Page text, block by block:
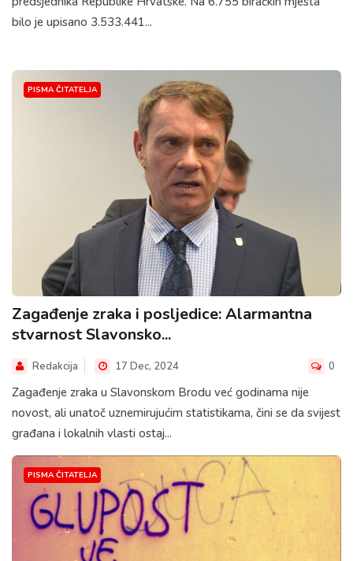
bilo je upisano 3.533.441...
PISMA ČITATELJA
Zagađenje zraka i posljedice: Alarmantna
stvarnost Slavonsko...
Redakcija 17 Dec, 2024 0
Zagađenje zraka u Slavonskom Brodu već godinama nije
novost, ali unatoč uznemirujućim statistikama, čini se da svijest
građana i lokalnih vlasti ostaj...
PISMA ČITATELJA